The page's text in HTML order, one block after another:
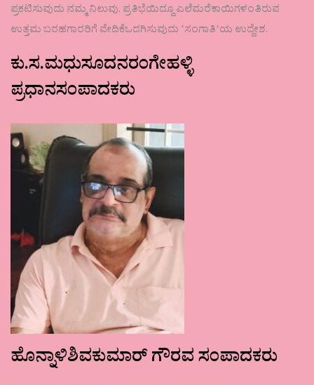
ಪ್ರಕಟಿಸುವುದು ನಮ್ಮ ನಿಲುವು. ಪ್ರತಿಭೆಯಿದ್ದೂ ಎಲೆಮರೆಕಾಯಿಗಳಂತಿರುವ
ಉತ್ತಮ ಬರಹಗಾರರಿಗೆ ವೇದಿಕೆಒದಗಿಸುವುದು ʼಸಂಗಾತಿʼಯ ಉದ್ದೇಶ.
ಕು.ಸ.ಮಧುಸೂದನರಂಗೇಹಳ್ಳಿ
ಪ್ರಧಾನಸಂಪಾದಕರು
ಹೊನ್ನಾಳಿಶಿವಕುಮಾರ್ ಗೌರವ ಸಂಪಾದಕರು